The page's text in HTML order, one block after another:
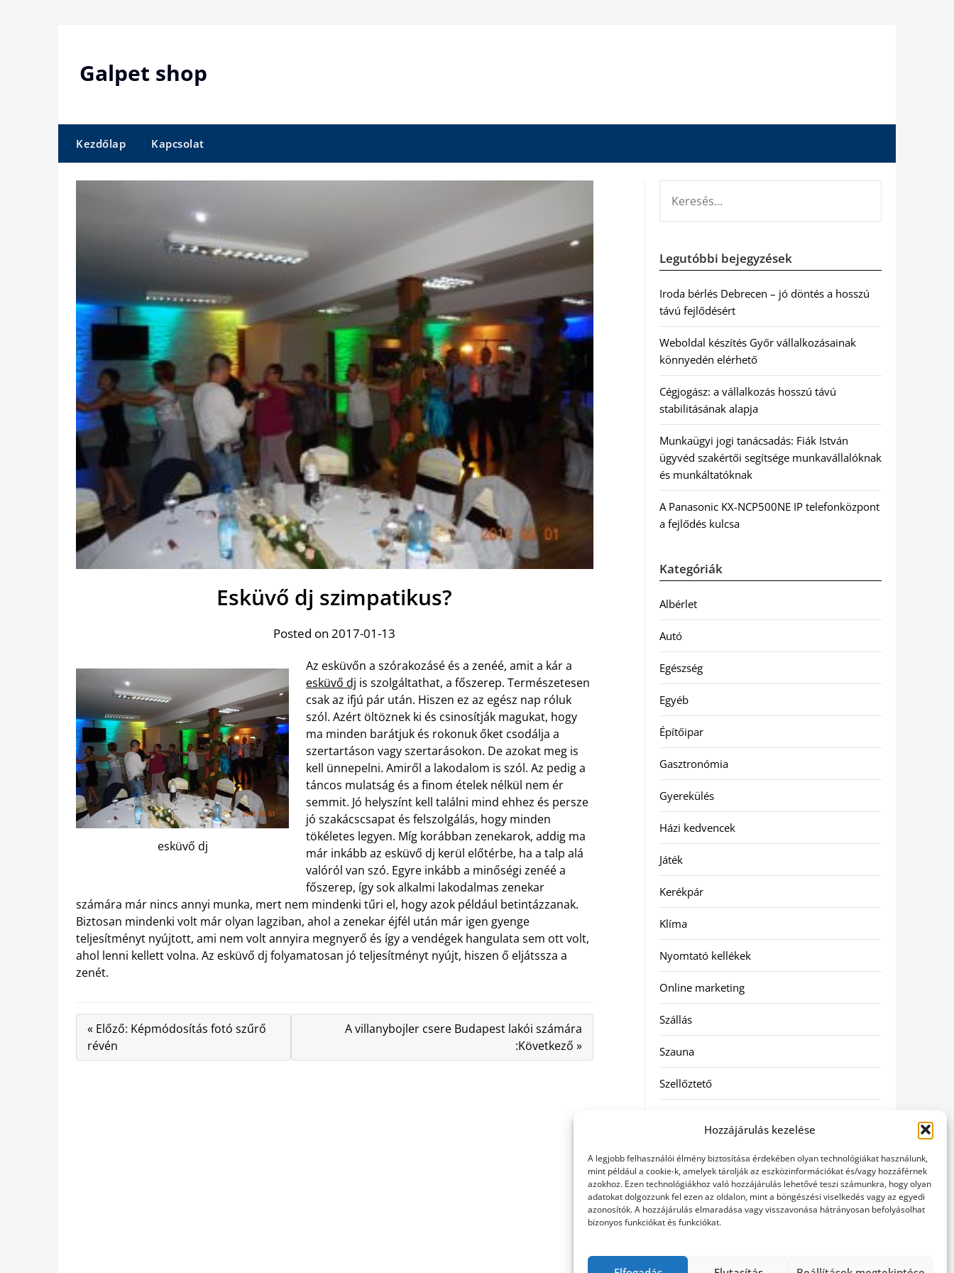
Hozzájárulás kezelése
A legjobb felhasználói élmény biztosítása érdekében olyan technológiákat használunk,
mint például a cookie-k, amelyek tárolják az eszközinformációkat és/vagy hozzáférnek
azokhoz. Ezen technológiákhoz való hozzájárulás lehetővé teszi számunkra, hogy olyan
adatokat dolgozzunk fel ezen az oldalon, mint a böngészési viselkedés vagy az egyedi
azonosítók. A hozzájárulás elmaradása vagy visszavonása hátrányosan befolyásolhat
bizonyos funkciókat és funkciókat.
Galpet shop
Kezdőlap Kapcsolat
Esküvő dj szimpatikus?
Posted on 2017-01-13
esküvő dj
Az esküvőn a szórakozásé és a zenéé, amit a kár a
esküvő dj is szolgáltathat, a főszerep. Természetesen
csak az ifjú pár után. Hiszen ez az egész nap róluk
szól. Azért öltöznek ki és csinosítják magukat, hogy
ma minden barátjuk és rokonuk őket csodálja a
szertartáson vagy szertarásokon. De azokat meg is
kell ünnepelni. Amiről a lakodalom is szól. Az pedig a
táncos mulatság és a finom ételek nélkül nem ér
semmit. Jó helyszínt kell találni mind ehhez és persze
jó szakácscsapat és felszolgálás, hogy minden
tökéletes legyen. Míg korábban zenekarok, addig ma
már inkább az esküvő dj kerül előtérbe, ha a talp alá
valóról van szó. Egyre inkább a minőségi zenéé a
főszerep, így sok alkalmi lakodalmas zenekar
számára már nincs annyi munka, mert nem mindenki tűri el, hogy azok például betintázzanak.
Biztosan mindenki volt már olyan lagziban, ahol a zenekar éjfél után már igen gyenge
teljesítményt nyújtott, ami nem volt annyira megnyerő és így a vendégek hangulata sem ott volt,
ahol lenni kellett volna. Az esküvő dj folyamatosan jó teljesítményt nyújt, hiszen ő eljátssza a
zenét.
« Előző: Képmódosítás fotó szűrő
révén
A villanybojler csere Budapest lakói számára
:Következő »
Legutóbbi bejegyzések
Iroda bérlés Debrecen – jó döntés a hosszú
távú fejlődésért
Weboldal készítés Győr vállalkozásainak
könnyedén elérhető
Cégjogász: a vállalkozás hosszú távú
stabilitásának alapja
Munkaügyi jogi tanácsadás: Fiák István
ügyvéd szakértői segítsége munkavállalóknak
és munkáltatóknak
A Panasonic KX-NCP500NE IP telefonközpont
a fejlődés kulcsa
Kategóriák
Albérlet
Autó
Egészség
Egyéb
Építőipar
Gasztronómia
Gyerekülés
Házi kedvencek
Játék
Kerékpár
Klíma
Nyomtató kellékek
Online marketing
Szállás
Szauna
Szellőztető
Utazás
Vásárlás